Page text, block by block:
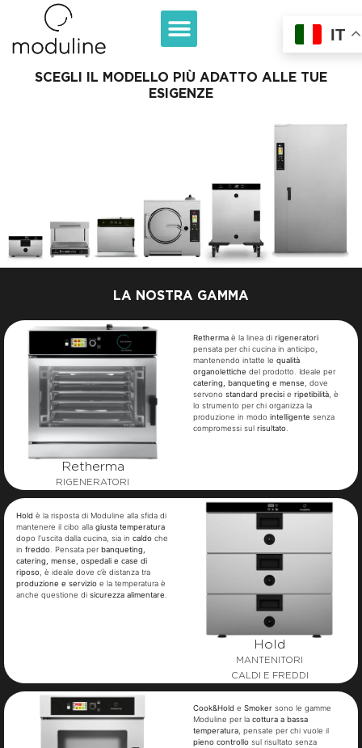
SCEGLI IL MODELLO PIÙ ADATTO ALLE TUE
ESIGENZE
LA NOSTRA GAMMA
Retherma
RIGENERATORI
Retherma è la linea di rigeneratori
pensata per chi cucina in anticipo,
mantenendo intatte le qualità
organolettiche del prodotto. Ideale per
catering, banqueting e mense , dove
servono standard precisi e ripetibilità , è
lo strumento per chi organizza la
produzione in modo intelligente senza
compromessi sul risultato
Hold è la risposta di Moduline alla sfida di
mantenere il cibo alla giusta temperatura
dopo l’uscita dalla cucina, sia in caldo che
in freddo . Pensata per banqueting,
catering, mense, ospedali e case di
riposo , è ideale dove c’è distanza tra
produzione e servizio e la temperatura è
anche questione di sicurezza alimentare
Hold
MANTENITORI
CALDI E FREDDI
Cook&Hold e Smoker sono le gamme
Moduline per la cottura a bassa
temperatura , pensate per chi vuole il
pieno controllo sul risultato senza
IT